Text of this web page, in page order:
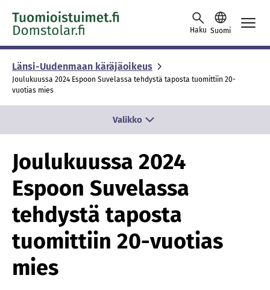
Skip to content -saavutettavuusohje
Haku Suomi
Länsi-Uudenmaan käräjäoikeus
Joulukuussa 2024 Espoon Suvelassa tehdystä taposta tuomittiin 20-
vuotias mies
Valikko
Joulukuussa 2024
Espoon Suvelassa
tehdystä taposta
tuomittiin 20-vuotias
mies